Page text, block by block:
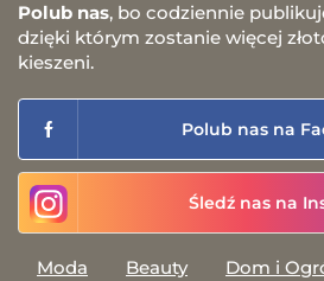
Polub nas, bo codziennie
dzięki którym zostanie więcej
kieszeni.
Polub nas na
Śledź nas na
Moda Beauty Dom i